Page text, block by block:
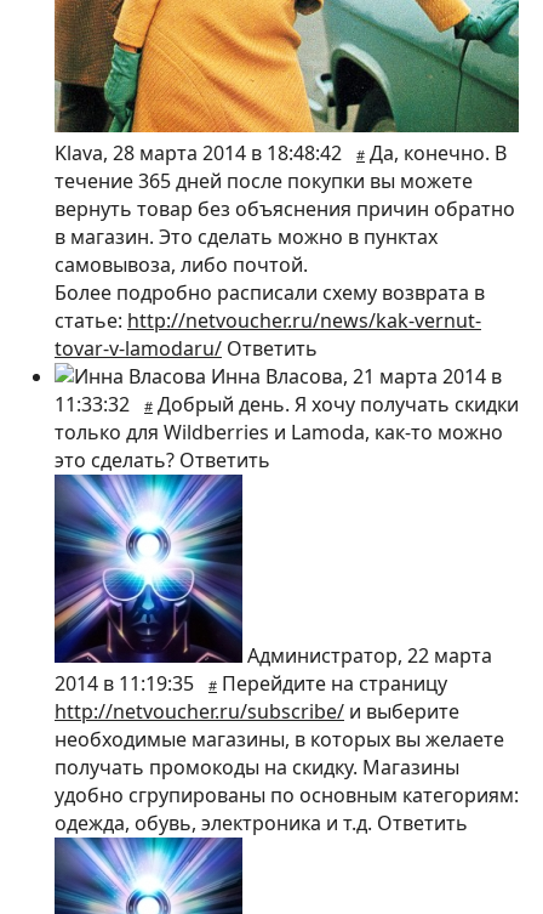
Klava, 28 марта 2014 в 18:48:42 # Да, конечно. В
течение 365 дней после покупки вы можете
вернуть товар без объяснения причин обратно
в магазин. Это сделать можно в пунктах
самовывоза, либо почтой.
Более подробно расписали схему возврата в
статье: http://netvoucher.ru/news/kak-vernut-
tovar-v-lamodaru/ Ответить
Инна Власова, 21 марта 2014 в
11:33:32
# Добрый день. Я хочу получать скидки
только для Wildberries и Lamoda, как-то можно
это сделать? Ответить
Администратор, 22 марта
2014 в 11:19:35
# Перейдите на страницу
http://netvoucher.ru/subscribe/ и выберите
необходимые магазины, в которых вы желаете
получать промокоды на скидку. Магазины
удобно сгрупированы по основным категориям:
одежда, обувь, электроника и т.д. Ответить